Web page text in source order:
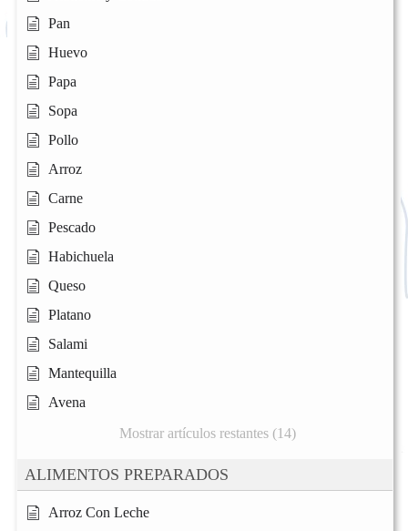
Pan
Huevo
Papa
Sopa
Pollo
Arroz
Carne
Pescado
Habichuela
Queso
Platano
Salami
Mantequilla
Avena
Mostrar artículos restantes (14)
ALIMENTOS PREPARADOS
Arroz Con Leche